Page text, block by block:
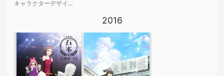
キャラクターデザイン, 総作画監督
2016